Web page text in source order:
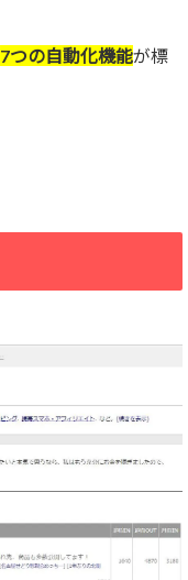
7つの自動化機能が標